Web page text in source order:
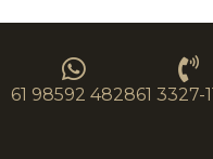
61 98592 482861 3327-